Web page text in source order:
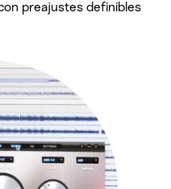
preajustes definibles